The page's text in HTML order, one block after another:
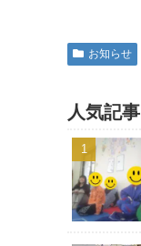
お知らせ
人気記事